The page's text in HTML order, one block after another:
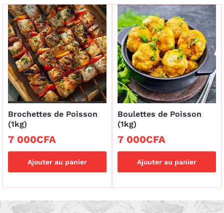
Brochettes de Poisson
(1kg)
7 000CFA
Ajouter au panier
Boulettes de Poisson
(1kg)
7 000CFA
Ajouter au panier